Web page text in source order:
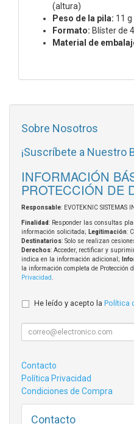
(altura)
Peso de la pila: 11 g
Formato: Blíster de
Material de
Sobre Nosotros
¡Suscríbete a Nuestro
INFORMACIÓN
PROTECCIÓN DE
Responsable: EVOTEKNIC SISTEMAS
Finalidad: Responder las consultas
información solicitada; Legitimación:
Destinatarios: Solo se realizan
Derechos: Acceder, rectificar y
indica en la información adicional;
la información completa de Protección
Privacidad
He leído y acepto la Política
Contacto
Política Privacidad
Condiciones de Compra
Contacto